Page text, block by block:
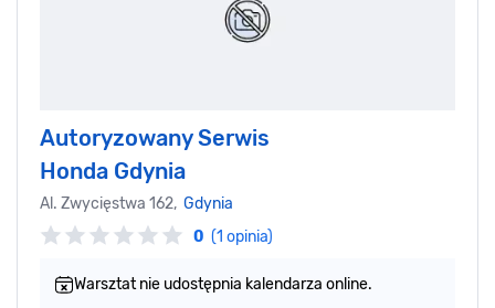
Autoryzowany Serwis
Honda Gdynia
Al. Zwycięstwa 162, Gdynia
0 (1 opinia)
Warsztat nie udostępnia kalendarza online.